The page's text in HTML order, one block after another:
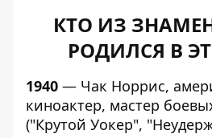
КТО ИЗ
РОДИЛСЯ В
1940 — Чак Норрис,
киноактер, мастер
("Крутой Уокер",